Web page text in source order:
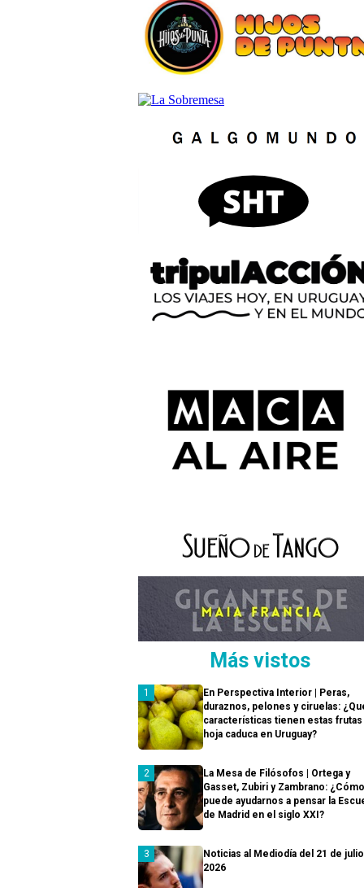
Más vistos
En Perspectiva Interior | Peras,
duraznos, pelones y ciruelas:
características tienen estas
hoja caduca en Uruguay?
La Mesa de Filósofos | Ortega y
Gasset, Zubiri y Zambrano: ¿Cómo
puede ayudarnos a pensar la
de Madrid en el siglo XXI?
Noticias al Mediodía del 21 de
2026